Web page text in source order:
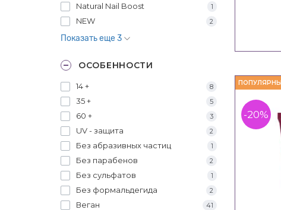
Natural Nail Boost 1
NEW 2
Показать еще 3
ОСОБЕННОСТИ
14 + 8
35 + 5
60 + 3
UV - защита 2
Без абразивных частиц 1
Без парабенов 2
Без сульфатов 1
Без формальдегида 2
Веган 41
-20%